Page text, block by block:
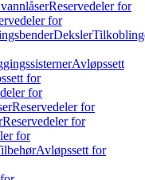
Reservedeler for
for
Deksler
Avløpssett
for
for
Reservedeler for
Reservedeler for
for
Avløpssett for